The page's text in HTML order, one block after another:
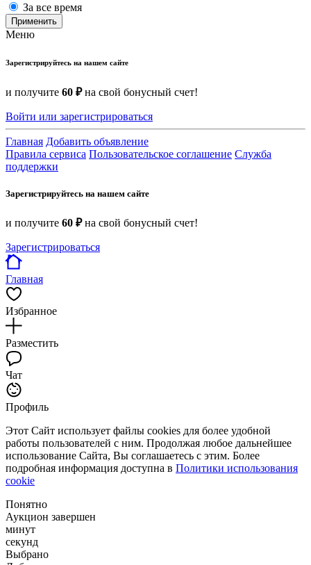
За все время
Применить
Меню
Зарегистрируйтесь на нашем сайте
и получите 60 ₽на свой бонусный счет!
Войти или зарегистрироваться
Главная Добавить объявление
Правила сервиса Пользовательское соглашение Служба
поддержки
Зарегистрируйтесь на нашем сайте
и получите 60 ₽на свой бонусный счет!
Зарегистрироваться
Главная
Избранное
Разместить
Чат
Профиль
Этот Сайт использует файлы cookies для более удобной
работы пользователей с ним. Продолжая любое дальнейшее
использование Сайта, Вы соглашаетесь с этим. Более
подробная информация доступна в Политики использования
cookie
Понятно
Аукцион завершен
минут
секунд
Выбрано